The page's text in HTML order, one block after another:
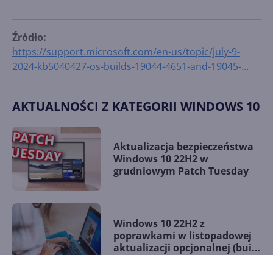
Źródło:
https://support.microsoft.com/en-us/topic/july-9-
2024-kb5040427-os-builds-19044-4651-and-19045-
AKTUALNOŚCI Z KATEGORII WINDOWS 10
Aktualizacja bezpieczeństwa
Windows 10 22H2 w
grudniowym Patch Tuesday
Windows 10 22H2 z
poprawkami w listopadowej
aktualizacji opcjonalnej (build